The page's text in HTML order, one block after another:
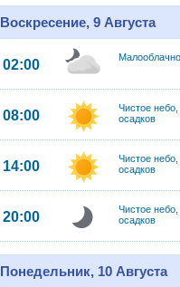
Воскресение, 9 Августа
02:00 Малооблачно
08:00
Чистое небо,
осадков
14:00
Чистое небо,
осадков
20:00
Чистое небо,
осадков
Понедельник, 10 Августа